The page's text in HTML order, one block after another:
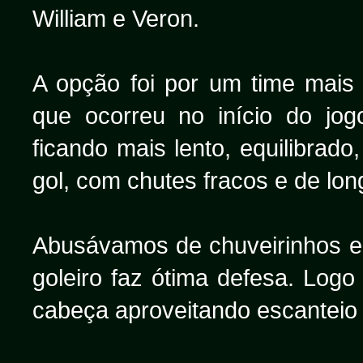
William e Veron.
A opção foi por um time
que ocorreu no início do
ficando mais lento,
gol, com chutes fracos e de
Abusávamos de chuveirinhos
goleiro faz ótima defesa.
cabeça aproveitando